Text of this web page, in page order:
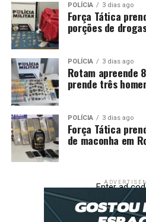
POLÍCIA 3 dias ago
Força Tática
porções de
POLÍCIA 3 dias ago
Rotam apreende
prende três
POLÍCIA 3 dias ago
Força Tática
de maconha em
Enter ad